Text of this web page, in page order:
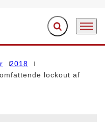
Fold søgefelt ud
Menu
2018
lockout af